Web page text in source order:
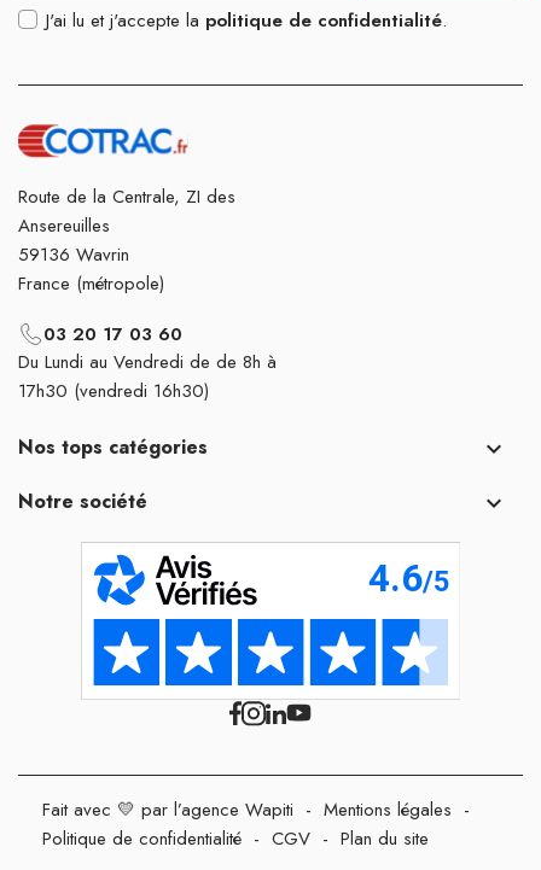
J'ai lu et j'accepte la politique de confidentialité.
Route de la Centrale, ZI des
Ansereuilles
59136 Wavrin
France (métropole)
03 20 17 03 60
Du Lundi au Vendredi de de 8h à
17h30 (vendredi 16h30)
Nos tops catégories 
Notre société 
Fait avec 💛 par l’agence Wapiti - Mentions légales -
Politique de confidentialité - CGV - Plan du site